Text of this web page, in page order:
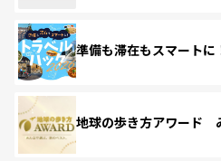
準備も滞在もスマート
地球の歩き方アワード